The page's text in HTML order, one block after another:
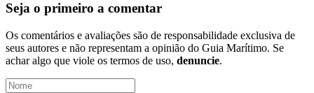
Seja o primeiro a comentar
Os comentários e avaliações são de responsabilidade exclusiva de
seus autores e não representam a opinião do Guia Marítimo. Se
achar algo que viole os termos de uso, denuncie.